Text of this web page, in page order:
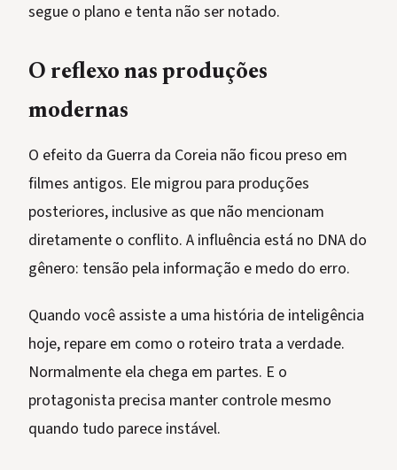
segue o plano e tenta não ser notado.
O reflexo nas produções
modernas
O efeito da Guerra da Coreia não ficou preso em
filmes antigos. Ele migrou para produções
posteriores, inclusive as que não mencionam
diretamente o conflito. A influência está no DNA do
gênero: tensão pela informação e medo do erro.
Quando você assiste a uma história de inteligência
hoje, repare em como o roteiro trata a verdade.
Normalmente ela chega em partes. E o
protagonista precisa manter controle mesmo
quando tudo parece instável.